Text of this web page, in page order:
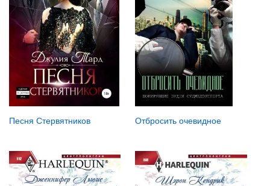
Песня Стервятников Отбросить очевидное